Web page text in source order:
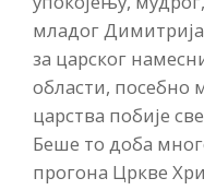
младог
за царског
области, посебно
царства побије
Беше то доба
прогона Цркве